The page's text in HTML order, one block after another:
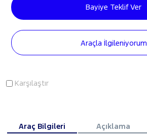
Bayiye Teklif Ver
Araçla İlgileniyorum
Karşılaştır
Araç Bilgileri Açıklama